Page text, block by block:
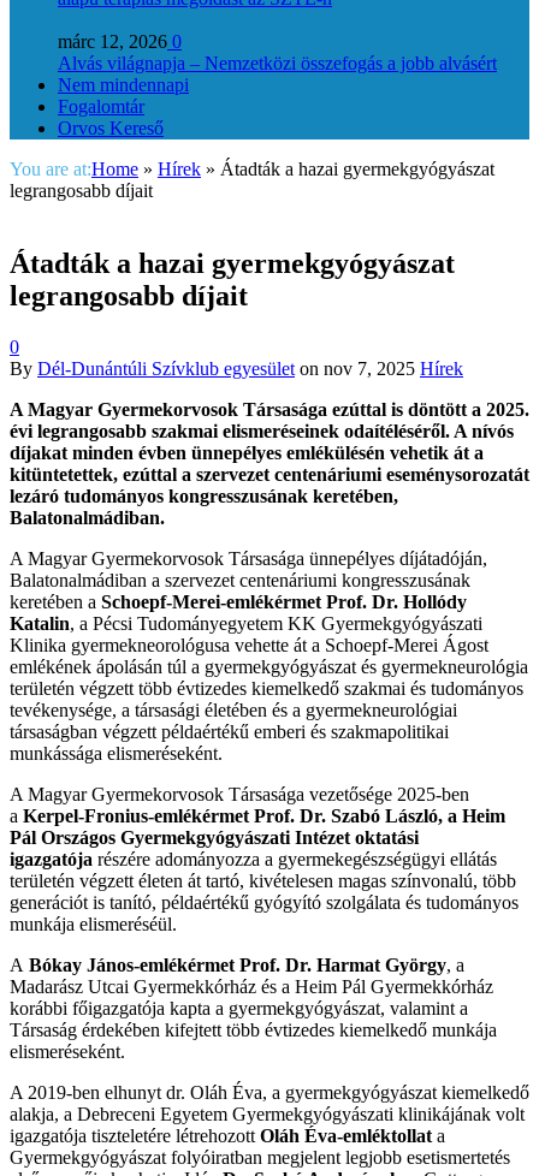
márc 12, 2026 0
Alvás világnapja – Nemzetközi összefogás a jobb alvásért
Nem mindennapi
Fogalomtár
Orvos Kereső
You are at:Home » Hírek » Átadták a hazai gyermekgyógyászat
legrangosabb díjait
Átadták a hazai gyermekgyógyászat
legrangosabb díjait
0
By Dél-Dunántúli Szívklub egyesület on nov 7, 2025 Hírek
A Magyar Gyermekorvosok Társasága ezúttal is döntött a 2025.
évi legrangosabb szakmai elismeréseinek odaítéléséről. A nívós
díjakat minden évben ünnepélyes emlékülésén vehetik át a
kitüntetettek, ezúttal a szervezet centenáriumi eseménysorozatát
lezáró tudományos kongresszusának keretében,
Balatonalmádiban.
A Magyar Gyermekorvosok Társasága ünnepélyes díjátadóján,
Balatonalmádiban a szervezet centenáriumi kongresszusának
keretében a Schoepf-Merei-emlékérmet Prof. Dr. Hollódy
Katalin, a Pécsi Tudományegyetem KK Gyermekgyógyászati
Klinika gyermekneorológusa vehette át a Schoepf-Merei Ágost
emlékének ápolásán túl a gyermekgyógyászat és gyermekneurológia
területén végzett több évtizedes kiemelkedő szakmai és tudományos
tevékenysége, a társasági életében és a gyermekneurológiai
társaságban végzett példaértékű emberi és szakmapolitikai
munkássága elismeréseként.
A Magyar Gyermekorvosok Társasága vezetősége 2025-ben
a Kerpel-Fronius-emlékérmet Prof. Dr. Szabó László, a Heim
Pál Országos Gyermekgyógyászati Intézet oktatási
igazgatója részére adományozza a gyermekegészségügyi ellátás
területén végzett életen át tartó, kivételesen magas színvonalú, több
generációt is tanító, példaértékű gyógyító szolgálata és tudományos
munkája elismeréséül.
A Bókay János-emlékérmet Prof. Dr. Harmat György, a
Madarász Utcai Gyermekkórház és a Heim Pál Gyermekkórház
korábbi főigazgatója kapta a gyermekgyógyászat, valamint a
Társaság érdekében kifejtett több évtizedes kiemelkedő munkája
elismeréseként.
A 2019-ben elhunyt dr. Oláh Éva, a gyermekgyógyászat kiemelkedő
alakja, a Debreceni Egyetem Gyermekgyógyászati klinikájának volt
igazgatója tiszteletére létrehozott Oláh Éva-emléktollat a
Gyermekgyógyászat folyóiratban megjelent legjobb esetismertetés